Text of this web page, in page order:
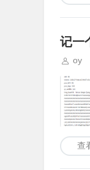
记一
oy
查